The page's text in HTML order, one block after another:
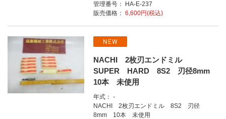
管理番号： HA-E-237
販売価格：6,600円(税込)
NEW
NACHI 2枚刃エンドミル
SUPER HARD 8S2 刃径8mm
10本 未使用
年式： -
NACHI 2枚刃エンドミル 8S2 刃径
8mm 10本 未使用